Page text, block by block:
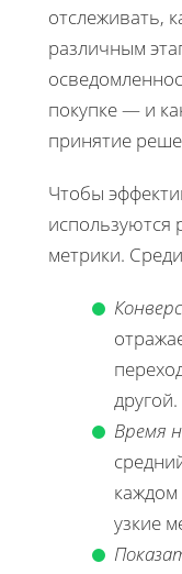
отслеживать,
различным
покупке — и
принятие
Чтобы
используются
метрики.
другой.
Время
каждом
узкие